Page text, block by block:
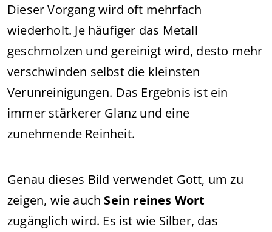
Dieser Vorgang wird oft mehrfach
wiederholt. Je häufiger das Metall
geschmolzen und gereinigt wird, desto mehr
verschwinden selbst die kleinsten
Verunreinigungen. Das Ergebnis ist ein
immer stärkerer Glanz und eine
zunehmende Reinheit.
Genau dieses Bild verwendet Gott, um zu
zeigen, wie auch Sein reines Wort
zugänglich wird. Es ist wie Silber, das